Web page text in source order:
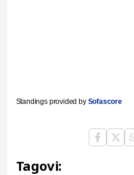
Standings provided by Sofascore
Tagovi: